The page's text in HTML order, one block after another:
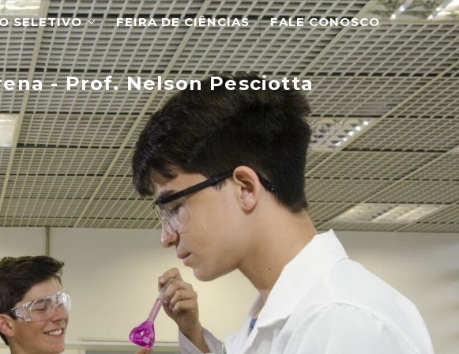
SELETIVO FEIRA DE CIÊNCIAS FALE CONOSCO
- Prof. Nelson Pesciotta